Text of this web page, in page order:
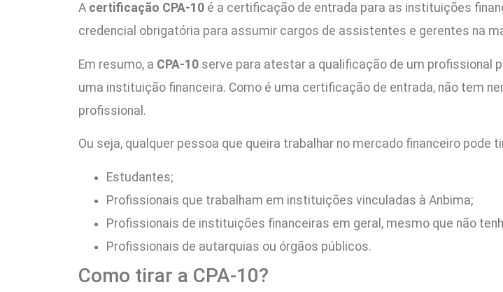
A certificação CPA-10 é a certificação de entrada para as instituições
credencial obrigatória para assumir cargos de assistentes e gerentes na
Em resumo, a CPA-10 serve para atestar a qualificação de um profissional
uma instituição financeira. Como é uma certificação de entrada, não tem
profissional.
Ou seja, qualquer pessoa que queira trabalhar no mercado financeiro pode
Estudantes;
Profissionais que trabalham em instituições vinculadas à Anbima;
Profissionais de instituições financeiras em geral, mesmo que não
Profissionais de autarquias ou órgãos públicos.
Como tirar a CPA-10?